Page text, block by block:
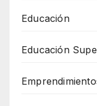
Educación
Educación